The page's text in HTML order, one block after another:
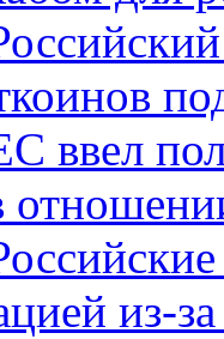
ввел
из-